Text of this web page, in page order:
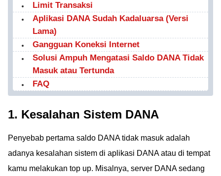
Limit Transaksi
Aplikasi DANA Sudah Kadaluarsa (Versi
Lama)
Gangguan Koneksi Internet
Solusi Ampuh Mengatasi Saldo DANA Tidak
Masuk atau Tertunda
FAQ
1. Kesalahan Sistem DANA
Penyebab pertama saldo DANA tidak masuk adalah
adanya kesalahan sistem di aplikasi DANA atau di tempat
kamu melakukan top up. Misalnya, server DANA sedang